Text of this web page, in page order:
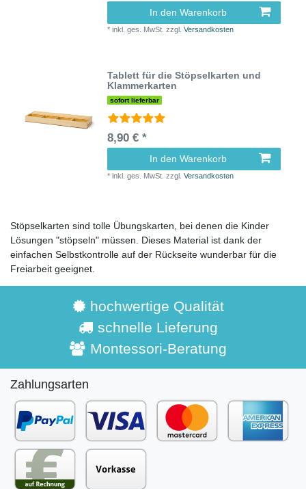
In den Warenkorb
*inkl. ges. MwSt. zzgl.Versandkosten
Tablett für die Stöpselkarten und
Klammerkarten
sofort lieferbar
8,90 € *
In den Warenkorb
*inkl. ges. MwSt. zzgl.Versandkosten
Stöpselkarten sind tolle Übungskarten, bei denen die Kinder
Lösungen "stöpseln" müssen. Dieses Material ist dank der
einfachen Selbstkontrolle auf der Rückseite wunderbar für die
Freiarbeit geeignet.
hochwertige Qualität
schnelle Lieferung
Montessori-Beratung
Zahlungsarten